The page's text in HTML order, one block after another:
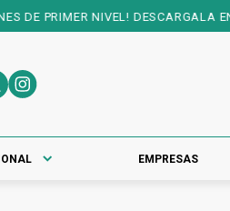
DESCARGALA EN: PLAY STORE O EN:
EMPRESAS